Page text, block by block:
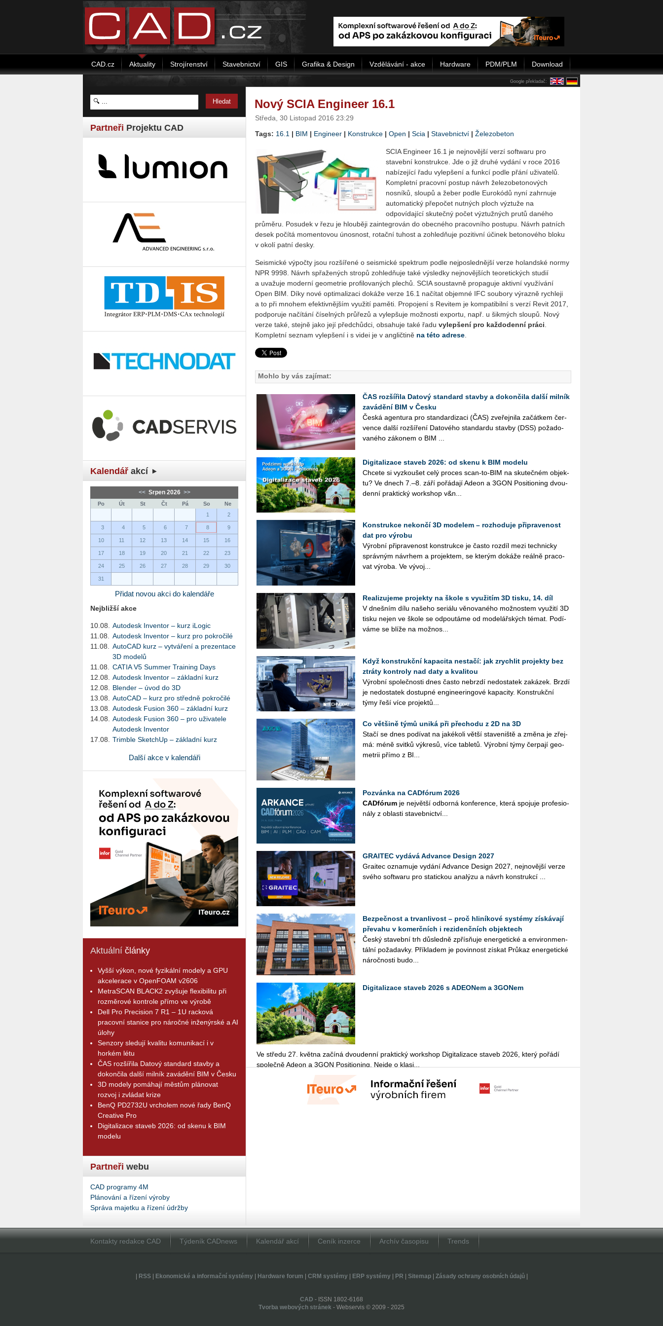
CAD.cz Aktuality Strojírenství Stavebnictví GIS Grafika & Design Vzdělávání - akce Hardware PDM/PLM Download
Google překladač:
Partneři Projektu CAD
Kalendář akcí
<< Srpen 2026 >>
Po Út St Čt Pá So
Ne
1
2
3 4 5 6 7 8 9
10 11 12 13 14 15 16
17 18 19 20 21 22 23
24 25 26 27 28 29 30
31
Přidat novou akci do kalendáře
Nejbližší akce
10.08.
Autodesk Inventor – kurz iLogic
11.08.
Autodesk Inventor – kurz pro pokročilé
11.08.
AutoCAD kurz – vytváření a prezentace
3D modelů
11.08.
CATIA V5 Summer Training Days
12.08.
Autodesk Inventor – základní kurz
12.08.
Blender – úvod do 3D
13.08.
AutoCAD – kurz pro středně pokročilé
13.08.
Autodesk Fusion 360 – základní kurz
14.08.
Autodesk Fusion 360 – pro uživatele
Autodesk Inventor
17.08.
Trimble SketchUp – základní kurz
Další akce v kalendáři
Aktuální články
Vyšší výkon, nové fyzikální modely a GPU
akcelerace v OpenFOAM v2606
MetraSCAN BLACK2 zvyšuje flexibilitu při
rozměrové kontrole přímo ve výrobě
Dell Pro Precision 7 R1 – 1U racková
pracovní stanice pro náročné inženýrské a AI
úlohy
Senzory sledují kvalitu komunikací i v
horkém létu
ČAS rozšířila Datový standard stavby a
dokončila další milník zavádění BIM v Česku
3D modely pomáhají městům plánovat
rozvoj i zvládat krize
BenQ PD2732U vrcholem nové řady BenQ
Creative Pro
Digitalizace staveb 2026: od skenu k BIM
modelu
Partneři webu
CAD programy 4M
Plánování a řízení výroby
Správa majetku a řízení údržby
Nový SCIA Engineer 16.1
Středa, 30 Listopad 2016 23:29
Tags: 16.1 | BIM | Engineer | Konstrukce | Open | Scia | Stavebnictví | Železobeton
SCIA Engineer 16.1 je nejnovější verzí softwaru pro
stavební konstrukce. Jde o již druhé vydání v roce 2016
nabízející řadu vylepšení a funkcí podle přání uživatelů.
Kompletní pracovní postup návrh železobetonových
nosníků, sloupů a žeber podle Eurokódů nyní zahrnuje
automatický přepočet nutných ploch výztuže na
odpovídající skutečný počet výztužných prutů daného
průměru. Posudek v řezu je hlouběji zaintegrován do obecného pracovního postupu. Návrh patních
desek počítá momentovou únosnost, rotační tuhost a zohledňuje pozitivní účinek betonového bloku
v okolí patní desky.
Seismické výpočty jsou rozšířené o seismické spektrum podle nejposlednější verze holandské normy
NPR 9998. Návrh spřažených stropů zohledňuje také výsledky nejnovějších teoretických studií
a uvažuje moderní geometrie profilovaných plechů. SCIA soustavně propaguje aktivní využívání
Open BIM. Díky nové optimalizaci dokáže verze 16.1 načítat objemné IFC soubory výrazně rychleji
a to při mnohem efektivnějším využití paměti. Propojení s Revitem je kompatibilní s verzí Revit 2017,
podporuje načítání číselných průřezů a vylepšuje možnosti exportu, např. u šikmých sloupů. Nový
verze také, stejně jako její předchůdci, obsahuje také řadu vylepšení pro každodenní práci
Kompletní seznam vylepšení i s videi je v angličtině na této adrese
Mohlo by vás zajímat:
ČAS rozšířila Datový standard stavby a dokončila další milník
zavádění BIM v Česku
Česká agen­tu­ra pro stan­dar­di­za­ci (ČAS) zve­řej­ni­la za­čát­kem čer­
ven­ce další roz­ší­ře­ní Da­to­vé­ho stan­dar­du stav­by (DSS) po­ža­do­
va­né­ho zá­ko­nem o BIM ...
Digitalizace staveb 2026: od skenu k BIM modelu
Chce­te si vy­zkou­šet celý pro­ces scan-to-BIM na sku­teč­ném ob­jek­
tu? Ve dnech 7.–8. září po­řá­da­jí Adeon a 3GON Po­si­ti­o­ning dvou­
den­ní prak­tic­ký work­shop v&n...
Konstrukce nekončí 3D modelem – rozhoduje připravenost
dat pro výrobu
Vý­rob­ní při­pra­ve­nost kon­struk­ce je často roz­díl mezi tech­nic­ky
správ­ným ná­vrhem a pro­jek­tem, se kte­rým do­ká­že re­ál­ně pra­co­
vat vý­ro­ba. Ve vý­vo­j...
Realizujeme projekty na škole s využitím 3D tisku, 14. díl
V dneš­ním dílu na­še­ho se­ri­á­lu vě­no­va­né­ho mož­nos­tem vy­u­ži­tí 3D
tisku nejen ve škole se od­pou­tá­me od mo­de­lář­ských témat. Po­dí­
vá­me se blíže na mož­nos­...
Když konstrukční kapacita nestačí: jak zrychlit projekty bez
ztráty kontroly nad daty a kvalitou
Vý­rob­ní spo­leč­nos­ti dnes často ne­brz­dí ne­do­sta­tek za­ká­zek. Brzdí
je ne­do­sta­tek do­stup­né en­gi­nee­rin­go­vé ka­pa­ci­ty. Kon­strukč­ní
týmy řeší více pro­jek­tů...
Co většině týmů uniká při přechodu z 2D na 3D
Stačí se dnes po­dí­vat na ja­ké­ko­li větší sta­ve­niš­tě a změna je zřej­
má: méně svit­ků vý­kre­sů, více table­tů. Vý­rob­ní týmy čer­pa­jí ge­o­
me­t­rii přímo z BI...
Pozvánka na CADfórum 2026
CAD­fó­rum je nej­vět­ší od­bor­ná kon­fe­ren­ce, která spo­ju­je pro­fe­si­o­
ná­ly z ob­las­ti sta­veb­nic­tví...
GRAITEC vydává Advance Design 2027
Grai­tec ozna­mu­je vy­dá­ní Advan­ce De­sign 2027, nej­no­věj­ší verze
svého soft­wa­ru pro sta­tic­kou ana­lý­zu a návrh kon­st­ruk­cí ...
Bezpečnost a trvanlivost – proč hliníkové systémy získávají
převahu v komerčních i rezidenčních objektech
Český sta­veb­ní trh dů­sled­ně zpřísňuje ener­ge­tic­ké a en­vi­ron­men­
tál­ní po­ža­dav­ky. Pří­kla­dem je po­vin­nost zís­kat Prů­kaz ener­ge­tic­ké
ná­roč­nos­ti bu­do­...
Digitalizace staveb 2026 s ADEONem a 3GONem
Ve stře­du 27. květ­na za­čí­ná dvou­den­ní prak­tic­ký workshop Di­gi­ta­li­za­ce sta­veb 2026, který po­řá­dí
spo­leč­ně Adeon a 3GON Po­si­ti­o­ning. Nejde o kla­si...
Kontakty redakce CAD Týdeník CADnews Kalendář akcí Ceník inzerce Archív časopisu Trends
RSS| Ekonomické a informační systémy| Hardware forum CRM systémy| ERP systémy| PR Sitemap| Zásady ochrany osobních údajů|
CAD - ISSN 1802-6168
Tvorba webových stránek - Webservis © 2009 - 2025